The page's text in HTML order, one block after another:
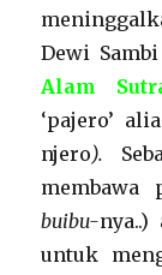
Dewi
Alam
‘pajero’
njero).
membawa
buibu-
untuk